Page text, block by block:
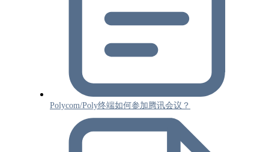
Polycom/Poly终端如何参加腾讯会议？